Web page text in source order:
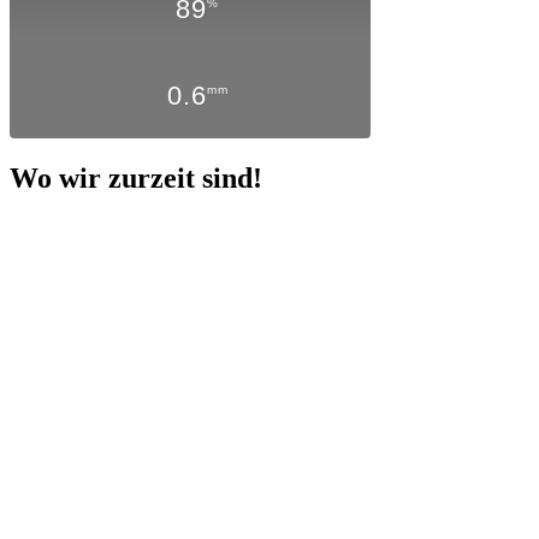
89%
0.6mm
Wo wir zurzeit sind!